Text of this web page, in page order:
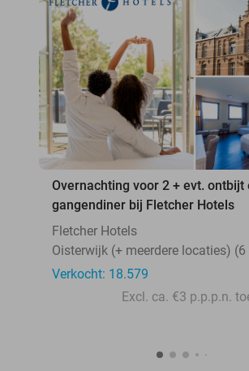
Overnachting voor 2 + evt. ontbijt
gangendiner bij Fletcher Hotels
Fletcher Hotels
Oisterwijk (+ meerdere locaties)
Verkocht: 18.579
Excl. ca. €3 p.p.p.n.